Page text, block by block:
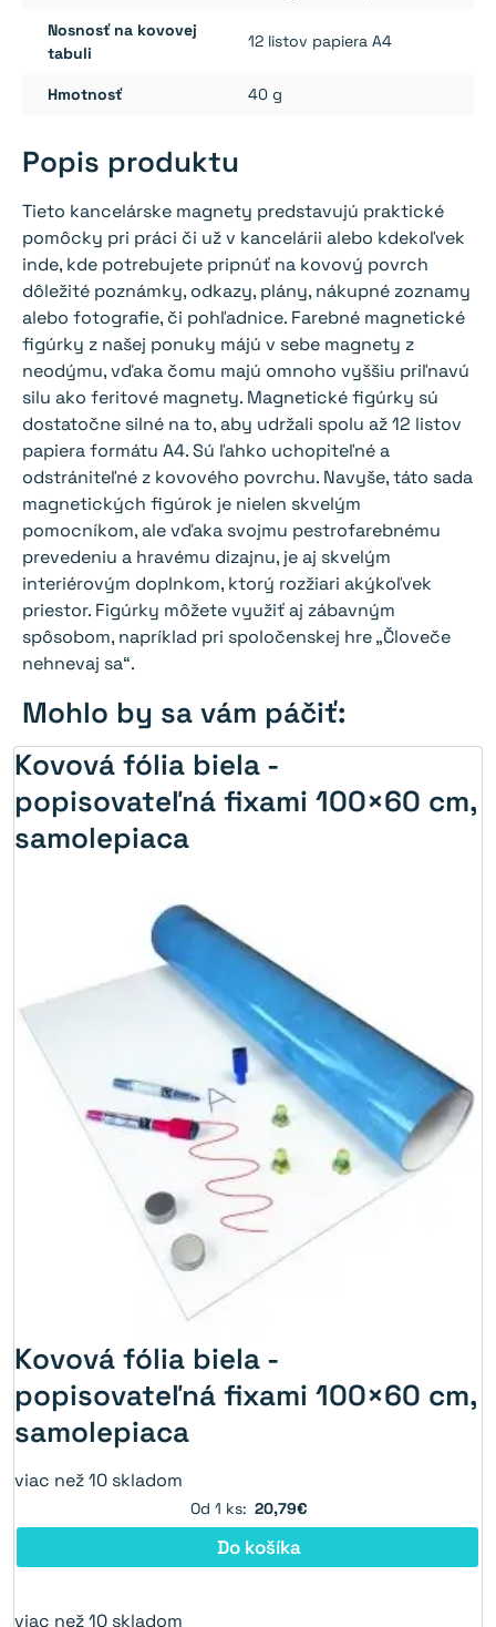
Nosnosť na kovovej
tabuli
12 listov papiera A4
Hmotnosť 40 g
Popis produktu
Tieto kancelárske magnety predstavujú praktické
pomôcky pri práci či už v kancelárii alebo kdekoľvek
inde, kde potrebujete pripnúť na kovový povrch
dôležité poznámky, odkazy, plány, nákupné zoznamy
alebo fotografie, či pohľadnice. Farebné magnetické
figúrky z našej ponuky májú v sebe magnety z
neodýmu, vďaka čomu majú omnoho vyššiu priľnavú
silu ako feritové magnety. Magnetické figúrky sú
dostatočne silné na to, aby udržali spolu až 12 listov
papiera formátu A4. Sú ľahko uchopiteľné a
odstrániteľné z kovového povrchu. Navyše, táto sada
magnetických figúrok je nielen skvelým
pomocníkom, ale vďaka svojmu pestrofarebnému
prevedeniu a hravému dizajnu, je aj skvelým
interiérovým doplnkom, ktorý rozžiari akýkoľvek
priestor. Figúrky môžete využiť aj zábavným
spôsobom, napríklad pri spoločenskej hre „Človeče
nehnevaj sa“.
Mohlo by sa vám páčiť:
Kovová fólia biela -
popisovateľná fixami 100×60 cm,
samolepiaca
Kovová fólia biela -
popisovateľná fixami 100×60 cm,
samolepiaca
viac než 10 skladom
Od 1 ks: 20,79€
Do košíka
viac než 10 skladom